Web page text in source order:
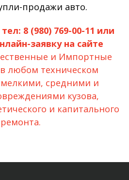
продажи авто.
8 (980) 769-00-11 или
заявку на сайте
и Импортные
любом техническом
мелкими, средними и
кузова,
и капитального
ремонта.